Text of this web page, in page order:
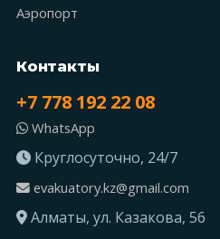
Аэропорт
Контакты
+7 778 192 22 08
WhatsApp
Круглосуточно, 24/7
evakuatory.kz@gmail.com
Алматы, ул. Казакова, 56